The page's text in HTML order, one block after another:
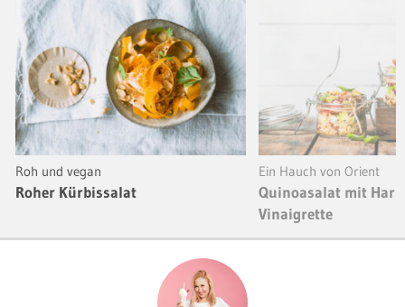
Roh und vegan
Roher Kürbissalat
Ein Hauch von Orient
Quinoasalat mit
Vinaigrette